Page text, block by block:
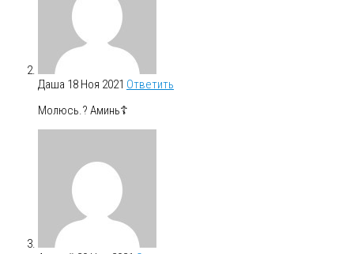
Даша 18 Ноя 2021 Ответить
Молюсь.? Аминь☦️